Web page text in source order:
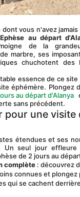
au départ
de la
marbre, ses
chuchotent des
éphémère. Plongez
au départ d'Alanya
sans précédent.
pour une visite
Un seul jour effleure
de 2 jours au
complète : découvrez
connues et
qui se cachent